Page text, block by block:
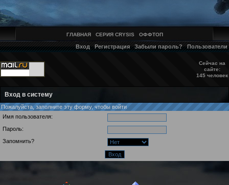
ГЛАВНАЯ СЕРИЯ CRYSIS ОФФТОП
Вход Регистрация Забыли пароль? Пользователи
Сейчас на
сайте:
145 человек
Вход в систему
Пожалуйста, заполните эту форму, чтобы войти
Имя пользователя:
Пароль:
Запомнить?